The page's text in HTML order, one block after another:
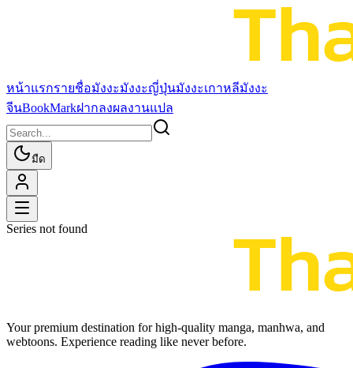
หน้าแรกรายชื่อมังงะมังงะญี่ปุ่นมังงะเกาหลีมังงะ
จีนBookMarkฝากลงผลงานแปล
มืด
Series not found
Your premium destination for high-quality manga, manhwa, and
webtoons. Experience reading like never before.